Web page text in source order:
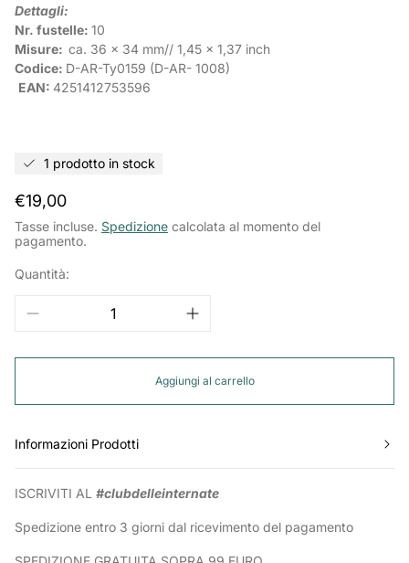
Dettagli:
Nr. fustelle: 10
Misure: ca. 36 x 34 mm// 1,45 x 1,37 inch
Codice: D-AR-Ty0159 (D-AR- 1008)
EAN: 4251412753596
1 prodotto in stock
Prezzo
normale
€19,00
Tasse incluse. Spedizione calcolata al momento del
pagamento.
Quantità:
Aggiungi al carrello
Informazioni Prodotti
ISCRIVITI AL #clubdelleinternate
Spedizione entro 3 giorni dal ricevimento del pagamento